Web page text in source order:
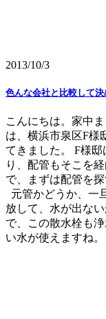
2013/10/3
色んな会社と比較して
こんにちは。家中
は、横浜市泉区F様
てきました。 F様
り、配管もそこを
で、まずは配管を
元管かどうか、一
放して、水が出な
で、この散水栓も
い水が使えますね